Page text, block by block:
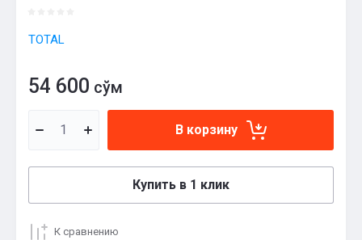
TOTAL
54 600 сўм
В корзину
Купить в 1 клик
К сравнению